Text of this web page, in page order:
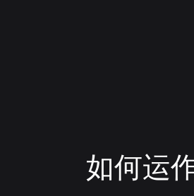
如何运